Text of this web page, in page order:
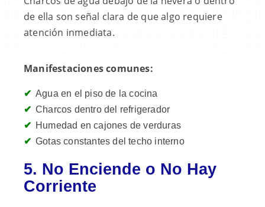
de ella son señal clara de que algo requiere
atención inmediata.
Manifestaciones comunes:
Agua en el piso de la cocina
Charcos dentro del refrigerador
Humedad en cajones de verduras
Gotas constantes del techo interno
5. No Enciende o No Hay
Corriente